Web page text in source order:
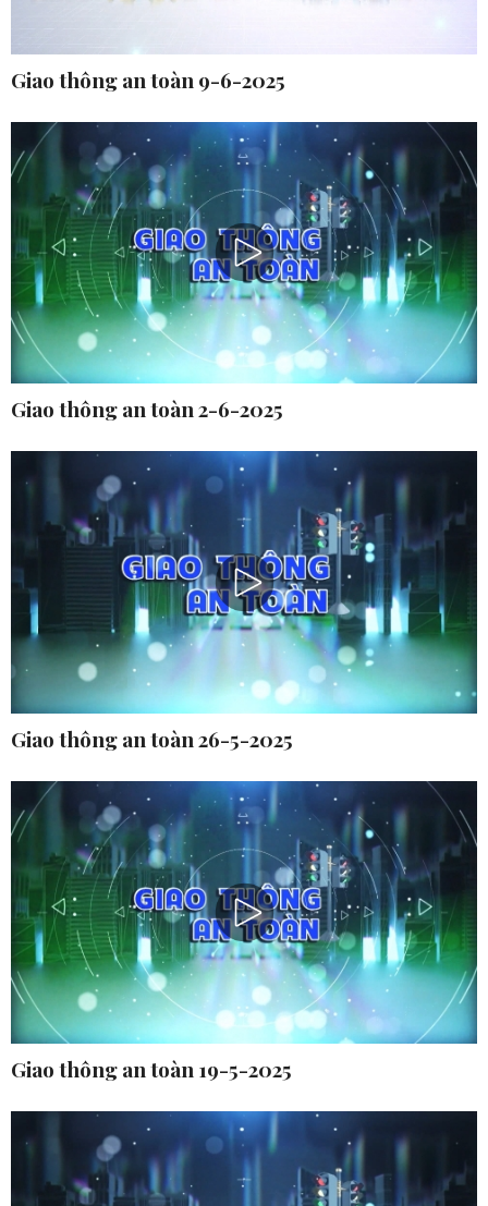
Giao thông an toàn 9-6-2025
Giao thông an toàn 2-6-2025
Giao thông an toàn 26-5-2025
Giao thông an toàn 19-5-2025